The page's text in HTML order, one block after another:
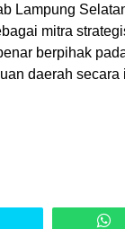
Lampung
mitra
berpihak
daerah